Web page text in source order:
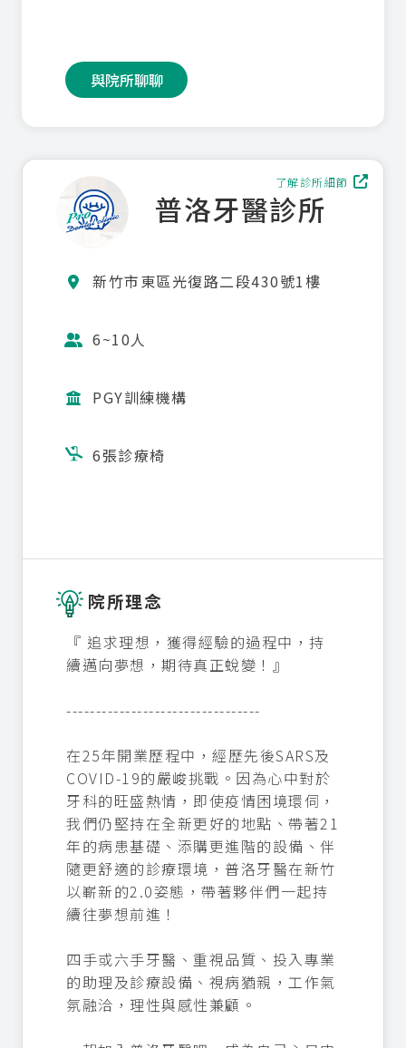
與院所聊聊
了解診所細節
普洛牙醫診所
新竹市東區光復路二段430號1樓
6~10人
PGY訓練機構
6張診療椅
院所理念
『 追求理想，獲得經驗的過程中，持
續邁向夢想，期待真正蛻變！』
---------------------------------
在25年開業歷程中，經歷先後SARS及
COVID-19的嚴峻挑戰。因為心中對於
牙科的旺盛熱情，即使疫情困境環伺，
我們仍堅持在全新更好的地點、帶著21
年的病患基礎、添購更進階的設備、伴
隨更舒適的診療環境，普洛牙醫在新竹
以嶄新的2.0姿態，帶著夥伴們一起持
續往夢想前進！
四手或六手牙醫、重視品質、投入專業
的助理及診療設備、視病猶親，工作氣
氛融洽，理性與感性兼顧。